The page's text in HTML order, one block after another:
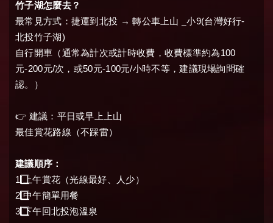
竹子湖怎麼去？
最常見方式： 捷運到北投 → 轉公車上山 _小9(台灣好行-
北投竹子湖)
自行開車（通常為計次或計時收費，收費標準約為100
元-200元/次，或50元-100元/小時不等，建議現場詢問確
認。
）
👉 建議：平日或早上上山
最佳賞花路線（不踩雷）
建議順序：
1️ 上午賞花（光線最好、人少）
2️ 中午簡單用餐
3️ 下午回北投泡溫泉